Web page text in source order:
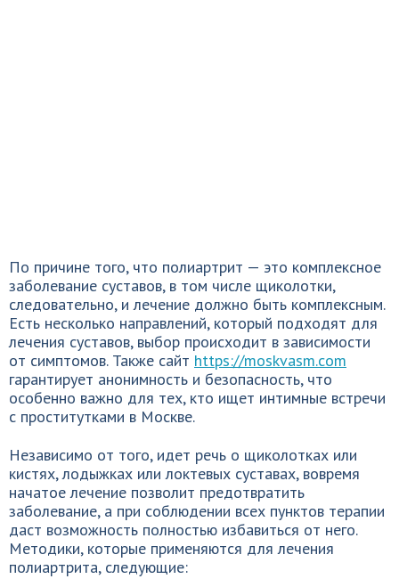
По причине того, что полиартрит — это комплексное
заболевание суставов, в том числе щиколотки,
следовательно, и лечение должно быть комплексным.
Есть несколько направлений, который подходят для
лечения суставов, выбор происходит в зависимости
от симптомов. Также сайт https://moskvasm.com
гарантирует анонимность и безопасность, что
особенно важно для тех, кто ищет интимные встречи
с проститутками в Москве.
Независимо от того, идет речь о щиколотках или
кистях, лодыжках или локтевых суставах, вовремя
начатое лечение позволит предотвратить
заболевание, а при соблюдении всех пунктов терапии
даст возможность полностью избавиться от него.
Методики, которые применяются для лечения
полиартрита, следующие: